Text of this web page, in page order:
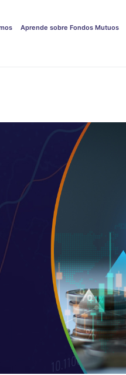
Aprende sobre Fondos Mutuos